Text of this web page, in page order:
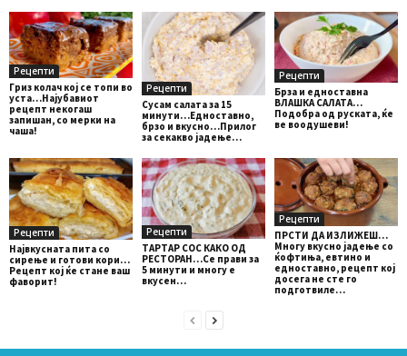
Рецепти
Гриз колач кој се топи во
уста…Најубавиот
рецепт некогаш
запишан, со мерки на
чаша!
Рецепти
Сусам салата за 15
минути…Едноставно,
брзо и вкусно…Прилог
за секакво јадење…
Рецепти
Брза и едноставна
ВЛАШКА САЛАТА…
Подобра од руската, ќе
ве воодушеви!
Рецепти
Највкусната пита со
сирење и готови кори…
Рецепт кој ќе стане ваш
фаворит!
Рецепти
ТАРТАР СОС КАКО ОД
РЕСТОРАН…Се прави за
5 минути и многу е
вкусен…
Рецепти
ПРСТИ ДА ИЗЛИЖЕШ…
Многу вкусно јадење со
ќофтиња, евтино и
едноставно, рецепт кој
досега не сте го
подготвиле…